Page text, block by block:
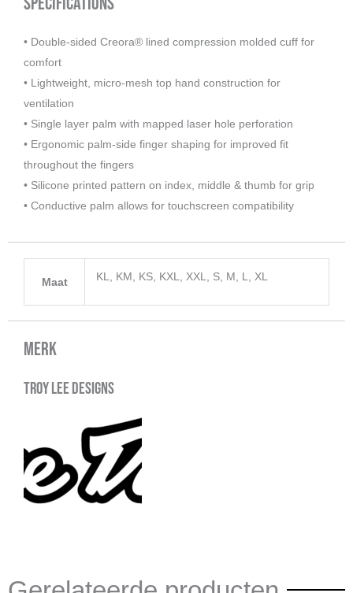
• Double-sided Creora® lined compression molded cuff for
comfort
• Lightweight, micro-mesh top hand construction for
ventilation
• Single layer palm with mapped laser hole perforation
• Ergonomic palm-side finger shaping for improved fit
throughout the fingers
• Silicone printed pattern on index, middle & thumb for grip
• Conductive palm allows for touchscreen compatibility
Maat KL, KM, KS, KXL, XXL, S, M, L, XL
Merk
Troy Lee Designs